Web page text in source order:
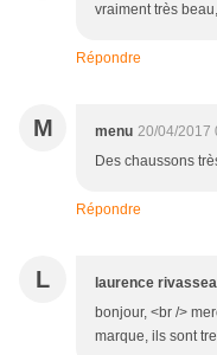
vraiment très
Répondre
M menu 20/04/2017
Des chaussons
Répondre
L laurence
bonjour, <br />
marque, ils sont